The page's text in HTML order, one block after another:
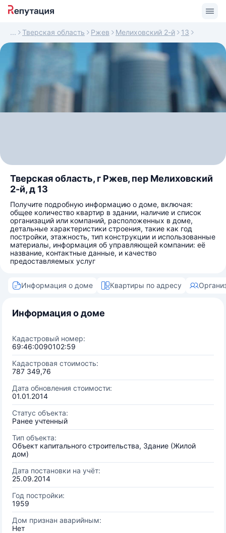
Тверская область Ржев Мелиховский 2-й 13
Тверская область, г Ржев, пер Мелиховский
2-й, д 13
Получите подробную информацию о доме, включая:
общее количество квартир в здании, наличие и список
организаций или компаний, расположенных в доме,
детальные характеристики строения, такие как год
постройки, этажность, тип конструкции и использованные
материалы, информация об управляющей компании: её
название, контактные данные, и качество
предоставляемых услуг
Информация о доме Квартиры по адресу
Информация о доме
Кадастровый номер:
69:46:0090102:59
Кадастровая стоимость:
787 349,76
Дата обновления стоимости:
01.01.2014
Статус объекта:
Ранее учтенный
Тип объекта:
Объект капитального строительства, Здание (Жилой
дом)
Дата постановки на учёт:
25.09.2014
Год постройки:
1959
Дом признан аварийным:
Нет